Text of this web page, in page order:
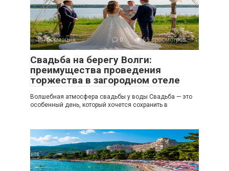
Информация 0 69 просмотров
Свадьба на берегу Волги:
преимущества проведения
торжества в загородном отеле
Волшебная атмосфера свадьбы у воды Свадьба — это
особенный день, который хочется сохранить в